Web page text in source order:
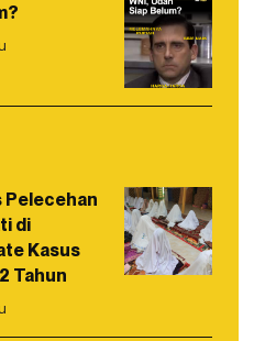
Pelecehan
di
Kasus
Tahun